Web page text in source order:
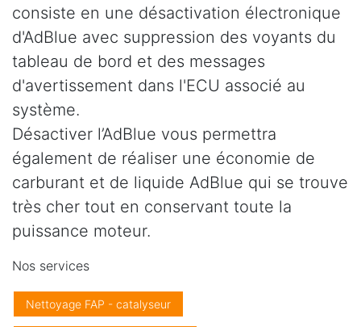
consiste en une désactivation électronique
d'AdBlue avec suppression des voyants du
tableau de bord et des messages
d'avertissement dans l'ECU associé au
système.
Désactiver l’AdBlue vous permettra
également de réaliser une économie de
carburant et de liquide AdBlue qui se trouve
très cher tout en conservant toute la
puissance moteur.
Nos services
Nettoyage FAP - catalyseur